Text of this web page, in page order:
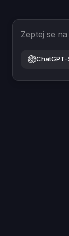
Zeptej se
ChatGPT-